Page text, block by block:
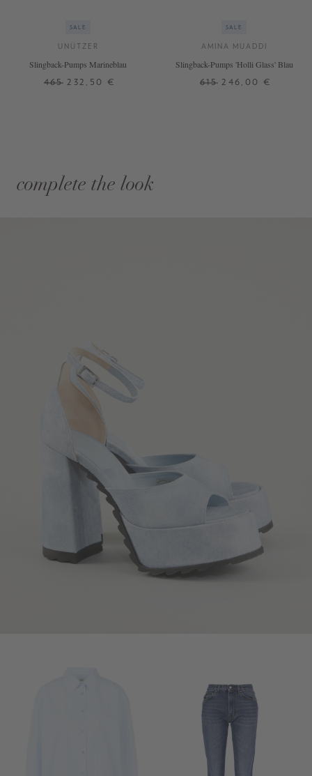
SALE
UNÜTZER
Slingback-Pumps Marineblau
465 232,50 €
SALE
AMINA MUADDI
Slingback-Pumps 'Holli Glass' Blau
615 246,00 €
complete the look